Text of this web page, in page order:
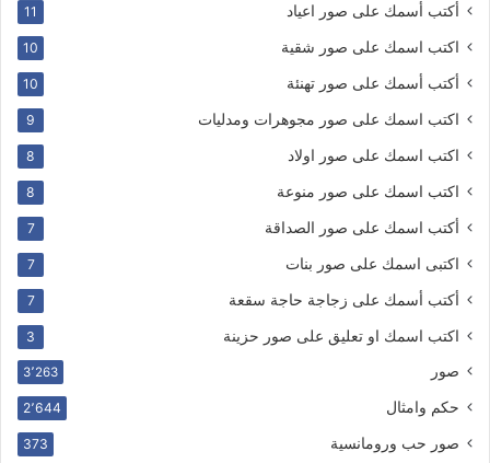
أكتب أسمك على صور اعياد 11
اكتب اسمك على صور شقية 10
أكتب أسمك على صور تهنئة 10
اكتب اسمك على صور مجوهرات ومدليات 9
اكتب اسمك على صور اولاد 8
اكتب اسمك على صور منوعة 8
أكتب اسمك على صور الصداقة 7
اكتبى اسمك على صور بنات 7
أكتب أسمك على زجاجة حاجة سقعة 7
اكتب اسمك او تعليق على صور حزينة 3
صور 3٬263
حكم وامثال 2٬644
صور حب ورومانسية 373